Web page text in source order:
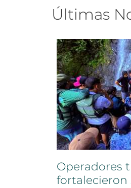
Últimas
Operadores
fortalecieron